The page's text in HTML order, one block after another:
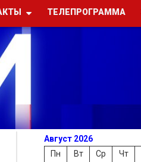
ТЕЛЕПРОГРАММА
Август 2026
Пн
Вт Ср Чт